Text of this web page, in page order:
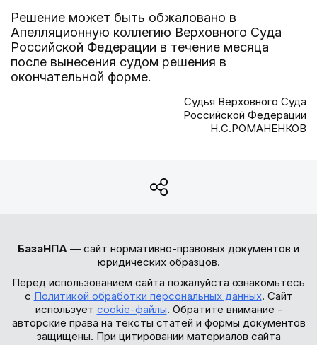
Решение может быть обжаловано в
Апелляционную коллегию Верховного Суда
Российской Федерации в течение месяца
после вынесения судом решения в
окончательной форме.
Судья Верховного Суда
Российской Федерации
Н.С.РОМАНЕНКОВ
БазаНПА — сайт нормативно-правовых документов и
юридических образцов.
Перед использованием сайта пожалуйста ознакомьтесь
с Политикой обработки персональных данных. Сайт
использует cookie-файлы. Обратите внимание -
авторские права на тексты статей и формы документов
защищены. При цитировании материалов сайта